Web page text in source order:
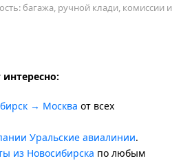
багажа, ручной клади, комиссии и
→ Москва от всех
Уральские авиалинии.
из Новосибирска по любым